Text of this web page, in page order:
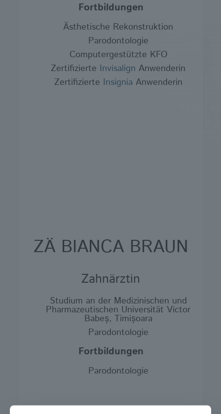
Fortbildungen
Ästhetische Rekonstruktion
Parodontologie
Computergestützte KFO
Zertifizierte Invisalign Anwenderin
Zertifizierte Insignia Anwenderin
ZÄ BIANCA BRAUN
Zahnärztin
Studium an der Medizinischen und
Pharmazeutischen Universität Victor
Babeș, Timișoara
Parodontologie
Fortbildungen
Parodontologie